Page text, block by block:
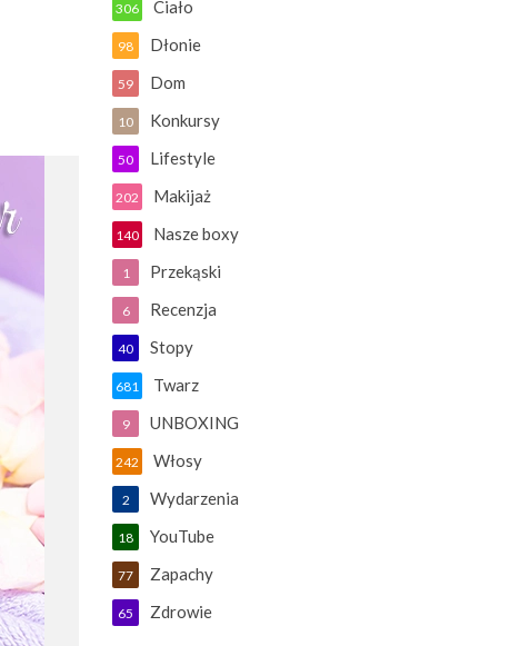
Ciało
306
Dłonie
98
Dom
59
Konkursy
10
Lifestyle
50
Makijaż
202
Nasze boxy
140
Przekąski
1
Recenzja
6
Stopy
40
Twarz
681
UNBOXING
9
Włosy
242
Wydarzenia
2
YouTube
18
Zapachy
77
Zdrowie
65